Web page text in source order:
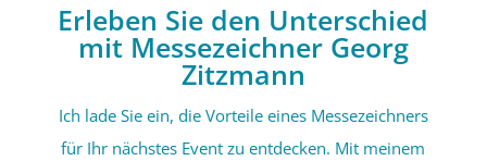
Erleben Sie den Unterschied
mit Messezeichner Georg
Zitzmann
Ich lade Sie ein, die Vorteile eines Messezeichners
für Ihr nächstes Event zu entdecken. Mit meinem